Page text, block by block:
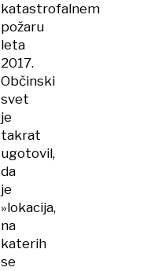
katastrofalnem
požaru
leta
2017.
Občinski
svet
je
takrat
ugotovil,
da
je
»lokacija,
na
katerih
se